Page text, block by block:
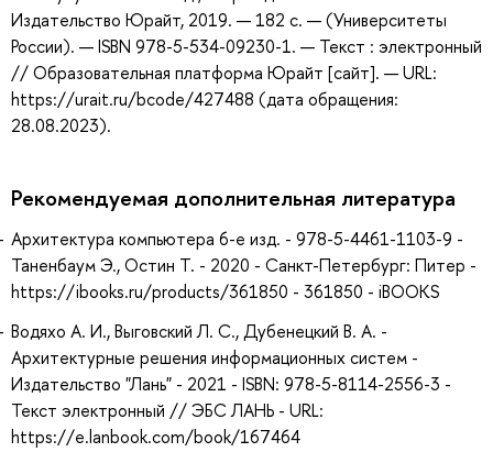
Издательство Юрайт, 2019. — 182 с. — (Университеты
России). — ISBN 978-5-534-09230-1. — Текст : электронный
// Образовательная платформа Юрайт [сайт]. — URL:
https://urait.ru/bcode/427488 (дата обращения:
28.08.2023).
Рекомендуемая дополнительная литература
Архитектура компьютера 6-е изд. - 978-5-4461-1103-9 -
Таненбаум Э., Остин Т. - 2020 - Санкт-Петербург: Питер -
https://ibooks.ru/products/361850 - 361850 - iBOOKS
Водяхо А. И., Выговский Л. С., Дубенецкий В. А. -
Архитектурные решения информационных систем -
Издательство "Лань" - 2021 - ISBN: 978-5-8114-2556-3 -
Текст электронный // ЭБС ЛАНЬ - URL:
https://e.lanbook.com/book/167464